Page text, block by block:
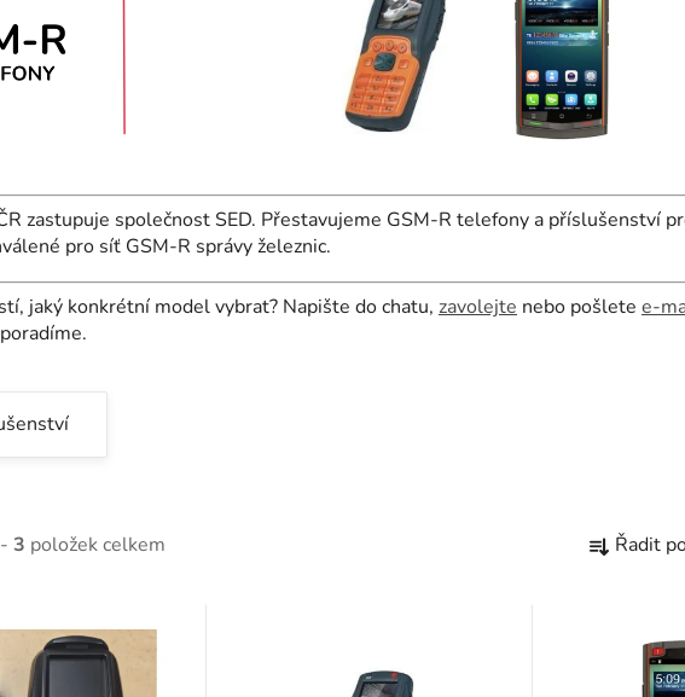
zastupuje společnost SED. Přestavujeme GSM-R telefony a příslušenství
pro síť GSM-R správy železnic.
jaký konkrétní model vybrat? Napište do chatu, zavolejte nebo pošlete e-
- 3 položek celkem
Ř Řadit